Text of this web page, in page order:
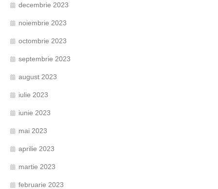
decembrie 2023
noiembrie 2023
octombrie 2023
septembrie 2023
august 2023
iulie 2023
iunie 2023
mai 2023
aprilie 2023
martie 2023
februarie 2023